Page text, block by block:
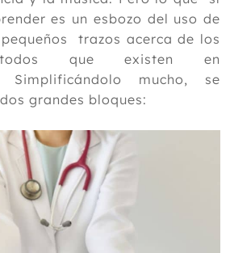
es un esbozo del uso de
trazos acerca de los
que existen en
mucho, se
grandes bloques: